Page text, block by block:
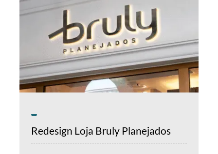
Redesign Loja Bruly Planejados